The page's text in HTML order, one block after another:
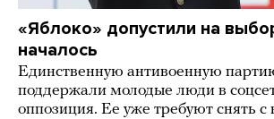
«Яблоко» допустили на
началось
Единственную антивоенную
поддержали молодые люди в
оппозиция. Ее уже требуют снять с